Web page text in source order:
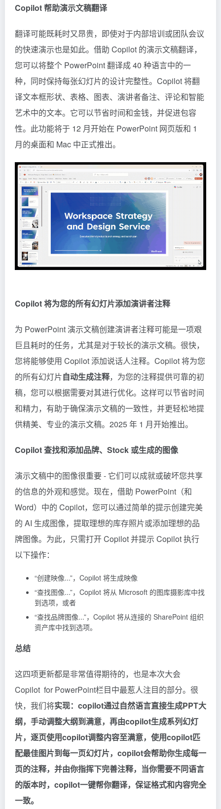
Copilot 帮助演示文稿翻译
翻译可能既耗时又昂贵，即使对于内部培训或团队会议
的快速演示也是如此。借助 Copilot 的演示文稿翻译，
您可以将整个 PowerPoint 翻译成 40 种语言中的一
种，同时保持每张幻灯片的设计完整性。Copilot 将翻
译文本框形状、表格、图表、演讲者备注、评论和智能
艺术中的文本。它可以节省时间和金钱，并促进包容
性。此功能将于 12 月开始在 PowerPoint 网页版和 1
月的桌面和 Mac 中正式推出。
Copilot 将为您的所有幻灯片添加演讲者注释
为 PowerPoint 演示文稿创建演讲者注释可能是一项艰
巨且耗时的任务，尤其是对于较长的演示文稿。很快，
您将能够使用 Copilot 添加说话人注释。Copilot 将为您
的所有幻灯片自动生成注释，为您的注释提供可靠的初
稿，您可以根据需要对其进行优化。这样可以节省时间
和精力，有助于确保演示文稿的一致性，并更轻松地提
供精美、专业的演示文稿。2025 年 1 月开始推出。
Copilot 查找和添加品牌、Stock 或生成的图像
演示文稿中的图像很重要 - 它们可以成就或破坏您共享
的信息的外观和感觉。现在，借助 PowerPoint（和
Word）中的 Copilot，您可以通过简单的提示创建完美
的 AI 生成图像，提取理想的库存照片或添加理想的品
牌图像。为此，只需打开 Copilot 并提示 Copilot 执行
以下操作：
“创建映像...”，Copilot 将生成映像
“查找图像...”，Copilot 将从 Microsoft 的图库摄影库中找
到选项，或者
“查找品牌图像...”，Copilot 将从连接的 SharePoint 组织
资产库中找到选项。
总结
这四项更新都是非常值得期待的，也是本次大会
Copilot for PowerPoint栏目中最惹人注目的部分。很
快，我们将实现：copilot通过自然语言直接生成PPT大
纲，手动调整大纲到满意，再由copilot生成系列幻灯
片，逐页使用copilot调整内容至满意，使用copilot匹
配最佳图片到每一页幻灯片，copilot会帮助你生成每一
页的注释，并由你指挥下完善注释，当你需要不同语言
的版本时，copilot一键帮你翻译，保证格式和内容完全
一致。